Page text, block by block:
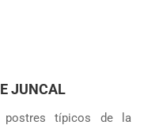
JUNCAL
postres típicos de la